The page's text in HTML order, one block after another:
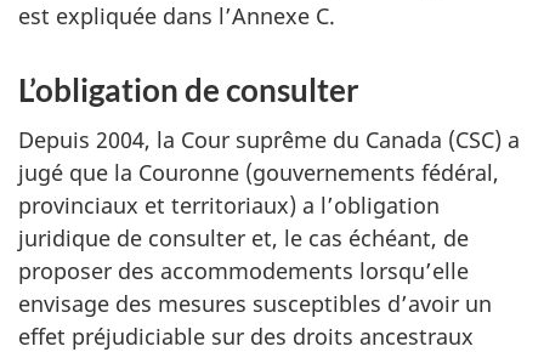
est expliquée dans l’Annexe C.
L’obligation de consulter
Depuis 2004, la Cour suprême du Canada (CSC) a
jugé que la Couronne (gouvernements fédéral,
provinciaux et territoriaux) a l’obligation
juridique de consulter et, le cas échéant, de
proposer des accommodements lorsqu’elle
envisage des mesures susceptibles d’avoir un
effet préjudiciable sur des droits ancestraux